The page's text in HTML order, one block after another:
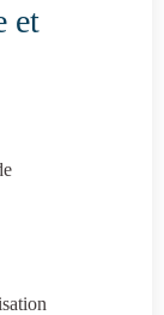
et